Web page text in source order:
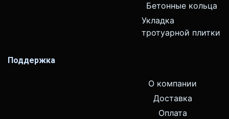
Бетонные кольца
Укладка
тротуарной плитки
Поддержка
О компании
Доставка
Оплата